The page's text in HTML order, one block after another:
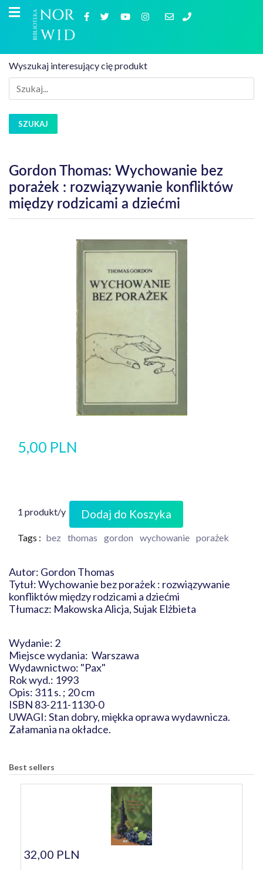
Wyszukaj interesujący cię produkt
SZUKAJ
Gordon Thomas: Wychowanie bez
porażek : rozwiązywanie konfliktów
między rodzicami a dziećmi
5,00 PLN
1 produkt/y Dodaj do Koszyka
Tags : bez thomas gordon wychowanie porażek
Autor: Gordon Thomas
Tytuł: Wychowanie bez porażek : rozwiązywanie
konfliktów między rodzicami a dziećmi
Tłumacz: Makowska Alicja, Sujak Elżbieta
Wydanie: 2
Miejsce wydania: Warszawa
Wydawnictwo: "Pax"
Rok wyd.: 1993
Opis: 311 s. ; 20 cm
ISBN 83-211-1130-0
UWAGI: Stan dobry, miękka oprawa wydawnicza.
Załamania na okładce.
Best sellers
32,00 PLN